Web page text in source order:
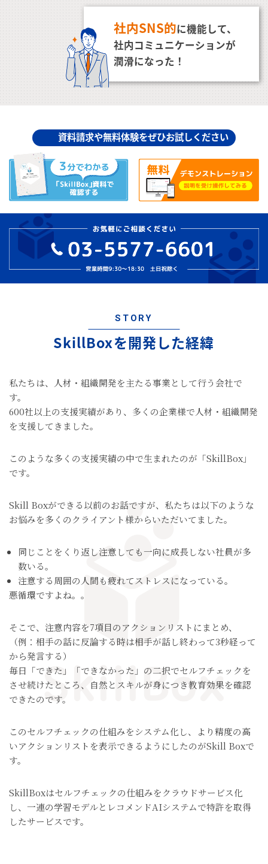
社内SNS的に機能して、
社内コミュニケーションが
潤滑になった！
資料請求や無料体験をぜひお試しください
STORY
SkillBoxを開発した経緯
私たちは、人材・組織開発を主たる事業として行う会社で
す。
600社以上の支援実績があり、多くの企業様で人材・組織開発
を支援してきました。
このような多くの支援実績の中で生まれたのが「SkillBox」
です。
Skill Boxができる以前のお話ですが、 私たちは以下のような
お悩みを多くのクライアント様からいただいてました。
同じことをくり返し注意しても一向に成長しない社員が多
数いる。
注意する周囲の人間も疲れてストレスになっている。
悪循環ですよね。。
そこで、注意内容を7項目のアクションリストにまとめ、
（例：相手の話に反論する時は相手が話し終わって3秒経って
から発言する）
毎日「できた」「できなかった」の二択でセルフチェックを
させ続けたところ、 自然とスキルが身につき教育効果を確認
できたのです。
このセルフチェックの仕組みをシステム化し、
より精度の高
いアクションリストを表示できるようにしたのがSkill Boxで
す。
SkillBoxはセルフチェックの仕組みをクラウドサービス化
し、 一連の学習モデルとレコメンドAIシステムで特許を取得
したサービスです。